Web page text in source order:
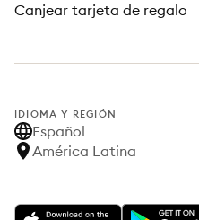
Canjear tarjeta de regalo
IDIOMA Y REGIÓN
Español
América Latina